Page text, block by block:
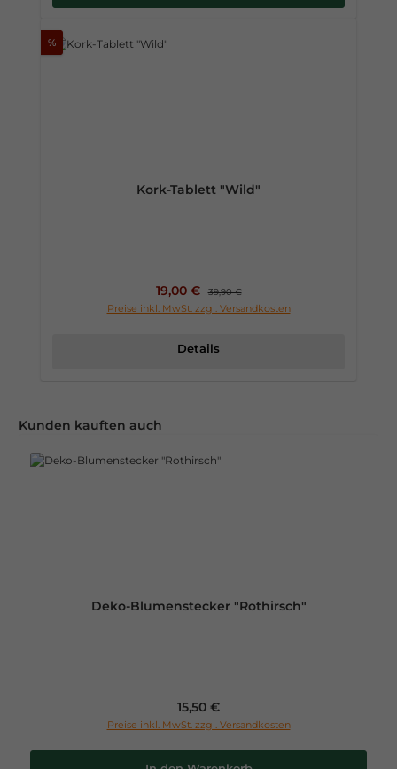
%
Kork-Tablett "Wild"
Verkaufspreis:
19,00 € Regulärer Preis:
39,90 €
Preise inkl. MwSt. zzgl. Versandkosten
Details
Produktgalerie überspringen
Kunden kauften auch
Deko-Blumenstecker "Rothirsch"
Regulärer Preis:
15,50 €
Preise inkl. MwSt. zzgl. Versandkosten